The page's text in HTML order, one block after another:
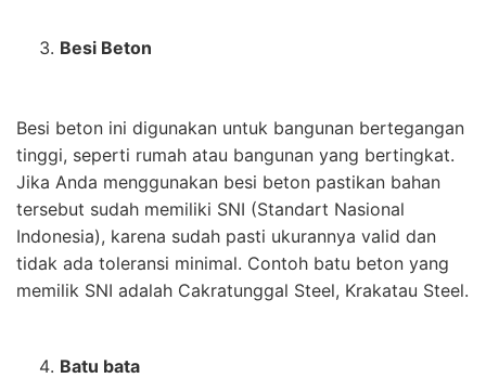
Besi Beton
Besi beton ini digunakan untuk bangunan bertegangan
tinggi, seperti rumah atau bangunan yang bertingkat.
Jika Anda menggunakan besi beton pastikan bahan
tersebut sudah memiliki SNI (Standart Nasional
Indonesia), karena sudah pasti ukurannya valid dan
tidak ada toleransi minimal. Contoh batu beton yang
memilik SNI adalah Cakratunggal Steel, Krakatau Steel.
Batu bata